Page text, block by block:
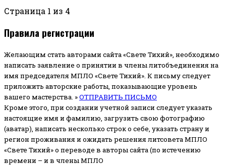
Страница 1 из 4
Правила регистрации
Желающим стать авторами сайта «Свете Тихий», необходимо
написать заявление о принятии в члены литобъединения на
имя председателя МПЛО «Свете Тихий». К письму следует
приложить авторские работы, показывающие уровень
вашего мастерства. »ОТПРАВИТЬ ПИСЬМО
Кроме этого, при создании учетной записи следует указать
настоящие имя и фамилию, загрузить свою фотографию
(аватар), написать несколько строк о себе, указать страну и
регион проживания и ожидать решения литсовета МПЛО
«Свете Тихий» о переводе в авторы сайта (по истечению
времени – и в члены МПЛО